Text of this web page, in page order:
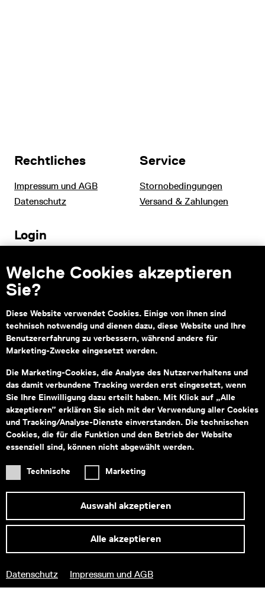
Welche Cookies akzeptieren
Sie?
Diese Website verwendet Cookies. Einige von ihnen sind
technisch notwendig und dienen dazu, diese Website und Ihre
Benutzererfahrung zu verbessern, während andere für
Marketing-Zwecke eingesetzt werden.
Die Marketing-Cookies, die Analyse des Nutzerverhaltens und
das damit verbundene Tracking werden erst eingesetzt, wenn
Sie Ihre Einwilligung dazu erteilt haben. Mit Klick auf „Alle
akzeptieren” erklären Sie sich mit der Verwendung aller Cookies
und Tracking/Analyse-Dienste einverstanden. Die technischen
Cookies, die für die Funktion und den Betrieb der Website
essenziell sind, können nicht abgewählt werden.
Technische Marketing
Auswahl akzeptieren
Alle akzeptieren
Datenschutz Impressum und AGB
Rechtliches
Impressum und AGB
Datenschutz
Service
Stornobedingungen
Versand & Zahlungen
Login
Schulen
Kontakt
Montag bis Freitag von 09:00–18:00
Fragen zu Tickets an:service@wienmuseum.at
Fragen an unseren Museumsshop:
shop@wienmuseum.at
Wien Museum, Karlsplatz
1040 Wien
barrierefreien Besuch